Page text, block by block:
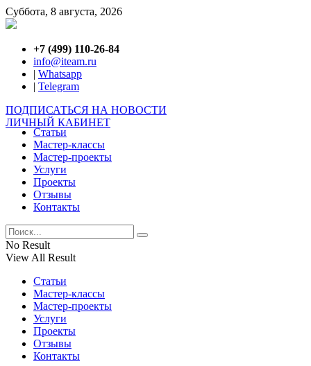
Суббота, 8 августа, 2026
+7 (499) 110-26-84
info@iteam.ru
| Whatsapp
| Telegram
ПОДПИСАТЬСЯ НА НОВОСТИ
ЛИЧНЫЙ КАБИНЕТ
Статьи
Мастер-классы
Мастер-проекты
Услуги
Проекты
Отзывы
Контакты
No Result
View All Result
Статьи
Мастер-классы
Мастер-проекты
Услуги
Проекты
Отзывы
Контакты